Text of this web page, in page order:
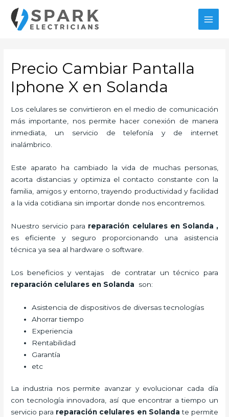
contenido
Precio Cambiar Pantalla
Iphone X en Solanda
Los celulares se convirtieron en el medio de comunicación
más importante, nos permite hacer conexión de manera
inmediata, un servicio de telefonía y de internet
inalámbrico.
Este aparato ha cambiado la vida de muchas personas,
acorta distancias y optimiza el contacto constante con la
familia, amigos y entorno, trayendo productividad y facilidad
a la vida cotidiana sin importar donde nos encontremos.
Nuestro servicio para reparación celulares en Solanda ,
es eficiente y seguro proporcionando una asistencia
técnica ya sea al hardware o software.
Los beneficios y ventajas de contratar un técnico para
reparación celulares en Solanda son:
Asistencia de dispositivos de diversas tecnologías
Ahorrar tiempo
Experiencia
Rentabilidad
Garantía
etc
La industria nos permite avanzar y evolucionar cada día
con tecnología innovadora, así que encontrar a tiempo un
servicio para reparación celulares en Solanda te permite